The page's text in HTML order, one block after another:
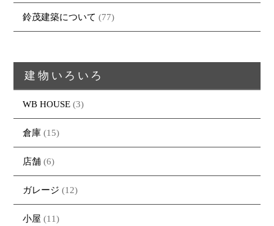
鈴茂建築について (77)
建物いろいろ
WB HOUSE (3)
倉庫 (15)
店舗 (6)
ガレージ (12)
小屋 (11)
ブログ
イベント
大工紹介
・DENTOU
・MARUTA ・MARUTAの家一覧 土地について